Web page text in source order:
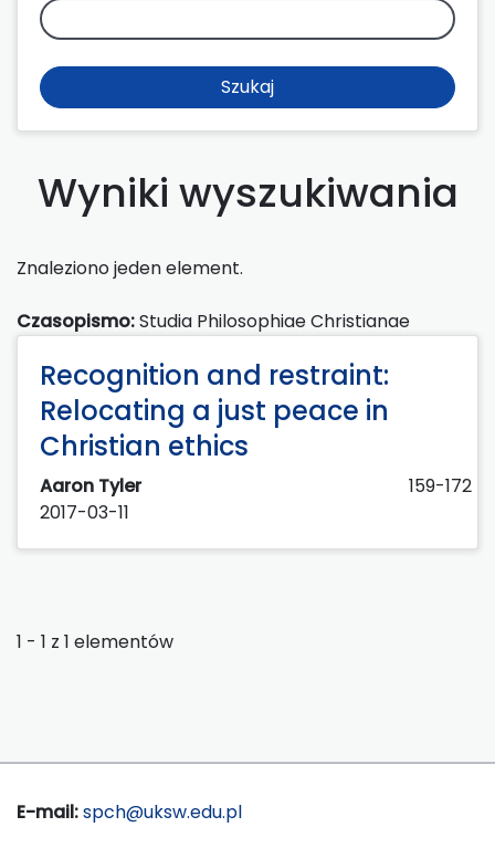
Szukaj
Wyniki wyszukiwania
Znaleziono jeden element.
Czasopismo:Studia Philosophiae Christianae
Recognition and restraint:
Relocating a just peace in
Christian ethics
Aaron Tyler
159-172
2017-03-11
1 - 1 z 1 elementów
E-mail:spch@uksw.edu.pl